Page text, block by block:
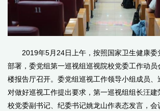
2019年5月 24日上午，按照国家卫生健康
部署，委党组第一巡视组巡视院校党委工作动员
楼报告厅召开。委党组巡视工作领导小组成员、
对做好巡视工作提出要求，第一巡视组组长汪建
校党委副书记、纪委书记姚龙山作表态发言，会